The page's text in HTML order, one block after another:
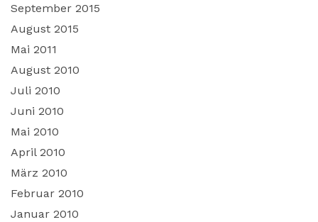
September 2015
August 2015
Mai 2011
August 2010
Juli 2010
Juni 2010
Mai 2010
April 2010
März 2010
Februar 2010
Januar 2010